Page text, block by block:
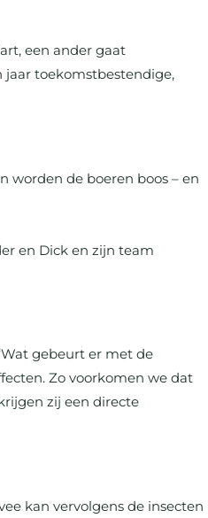
een ander gaat
jaar toekomstbestendige,
worden de boeren boos – en
en Dick en zijn team
gebeurt er met de
Zo voorkomen we dat
zij een directe
kan vervolgens de insecten